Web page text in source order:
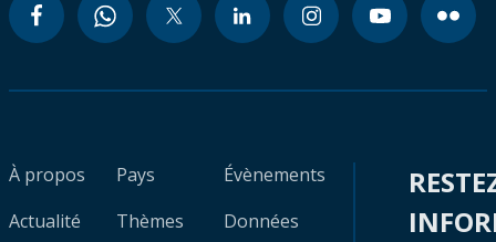
À propos
Actualité
Pays
Thèmes
Évènements
Données